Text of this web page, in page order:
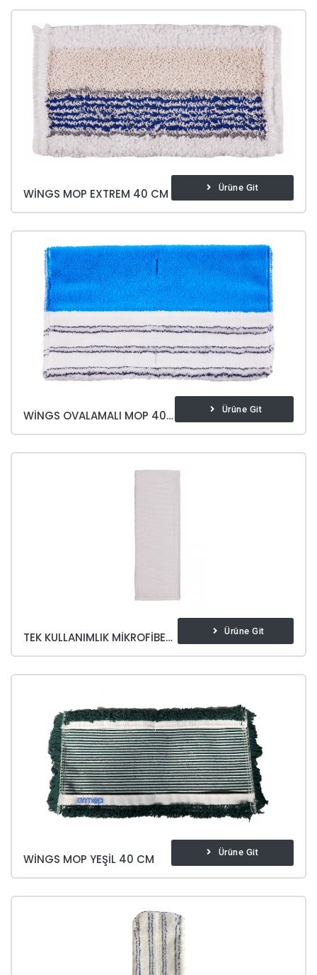
WINGS MOP EXTREM 40 CM Ürüne Git
WINGS OVALAMALI MOP 40 CM Ürüne Git
TEK KULLANIMLIK MIKROFIBER MOP Ürüne Git
WINGS MOP YEŞIL 40 CM Ürüne Git